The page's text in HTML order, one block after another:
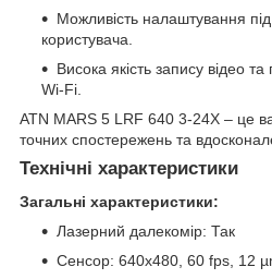
Можливість налаштування під
користувача.
Висока якість запису відео
Wi-Fi.
ATN MARS 5 LRF 640 3-24X – це
точних спостережень та
Технічні характеристики
Загальні характеристики:
Лазерний далекомір: Так
Сенсор: 640x480, 60 fps, 12